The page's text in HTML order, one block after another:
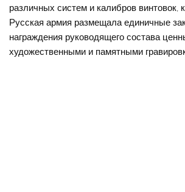
различных систем и калибров винтовок,
Русская армия размещала единичные
награждения руководящего состава
художественными и памятными